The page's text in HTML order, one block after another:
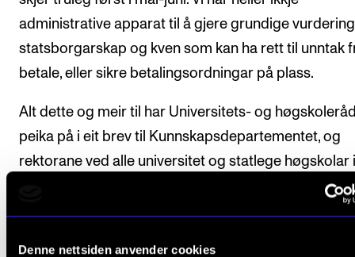
Denne nettsiden anvender cookies
administrative apparat til å gjere grundige
statsborgarskap og kven som kan ha rett til unntak
betale, eller sikre betalingsordningar på plass.
Alt dette og meir til har Universitets- og
peika på i eit brev til Kunnskapsdepartementet, og
rektorane ved alle universitet og statlege høgskolar
brev til Utdannings- og forskingskomiteen på